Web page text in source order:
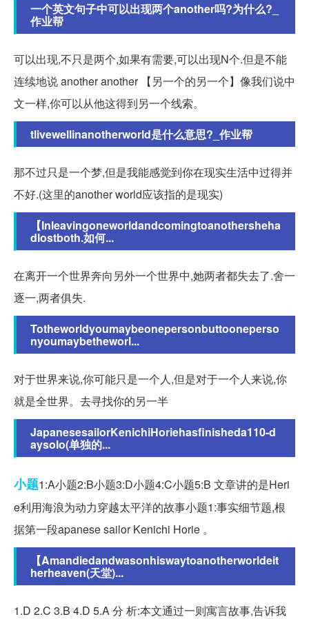
一个英文句子中可以出现两个another吗?为什么?_
作业帮
可以出现,不只是两个,如果有需要,可以出现N个.但是不能
连续地说 another another 【另一个的另一个】像我们说中
文一样,你可以从他这得到另一个线索。
tlivewellinanotherworld是什么意思?_作业帮
那不过只是一个梦,但是我能感觉到你在现实生活中过得并
不好.(这里的another world应该指的是现实)
【Inleavingoneworldandcomingtoanothersheha
dlostboth.如何...
在离开一个世界奔向另外一个世界中,她两者都失去了.舍一
逐一,两者俱失.
Totheworldyoumaybeonepersonbuttooneperso
nyoumaybetheworl...
对于世界来说,你可能只是一个人,但是对于一个人来说,你
就是全世界。去寻找你的另一半
JapanesesailorKenichiHoriehasfinisheda110-d
aysolo(单独的...
小题1:A小题2:B小题3:D小题4:C小题5:B 文章讲的是Heri
e利用海浪为动力穿越太平洋的故事小题1:事实细节题,根
据第一段apanese sailor Kenichi Horie 。
【Amandiedandwasonhiswaytoanotherworldeit
herheaven(天堂)...
1.D 2.C 3.B 4.D 5.A 分 析:本文通过一则寓言故事,告诉我